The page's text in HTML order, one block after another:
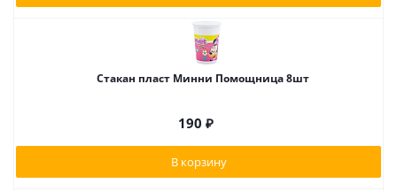
Стакан пласт Минни Помощница 8шт
190 ₽
В корзину